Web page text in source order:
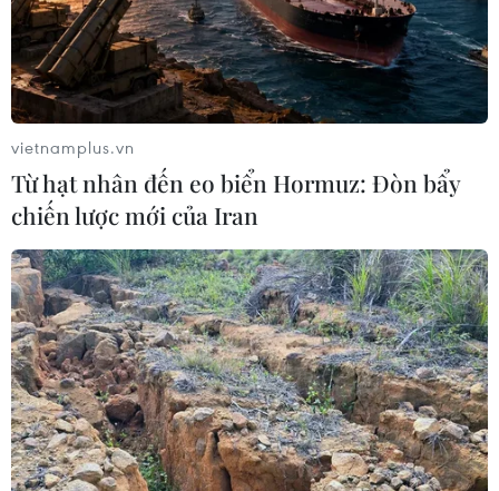
Theo dõi VietnamPlus
TIN LIÊN QUAN
vietnamplus.vn
Từ hạt nhân đến eo biển Hormuz: Đòn bẩy
chiến lược mới của Iran